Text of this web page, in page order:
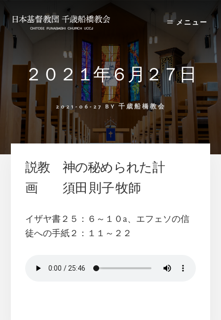
to
content
to
primary
sidebar
メニュー
２０２１年６月２７日
2021-06-27 BY 千歳船橋教会
説教 神の秘められた計
画 須田 則子 牧師
イザヤ書２５：６～１０a、エフェソの信
徒への手紙２：１１～２２